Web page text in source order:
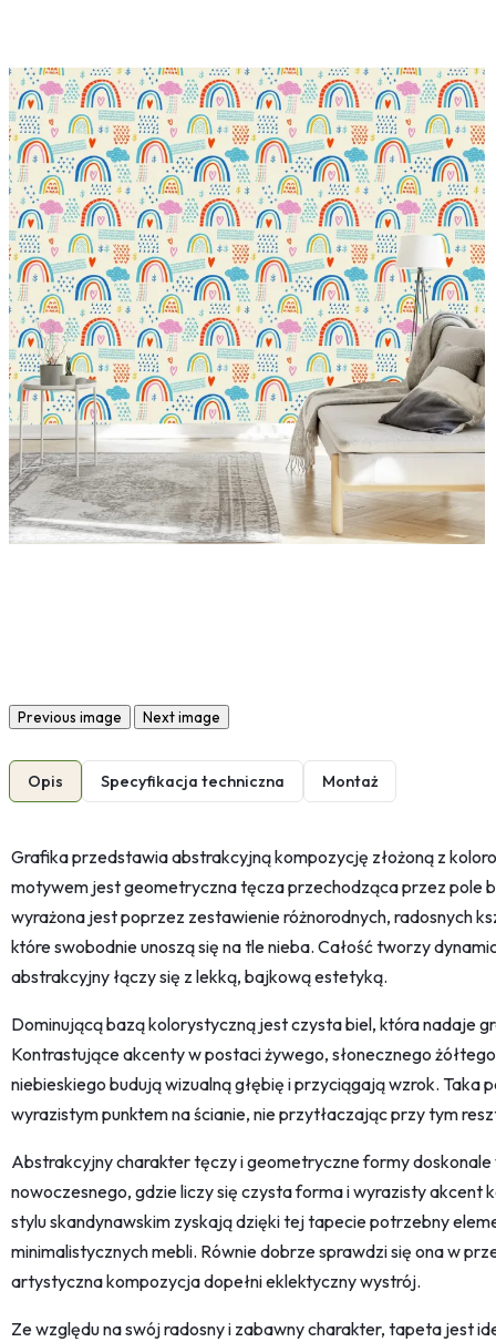
Previous image Next image
Opis Specyfikacja techniczna Montaż
Grafika przedstawia abstrakcyjną kompozycję złożoną z
motywem jest geometryczna tęcza przechodząca przez pole
wyrażona jest poprzez zestawienie różnorodnych, radosnych
które swobodnie unoszą się na tle nieba. Całość tworzy
abstrakcyjny łączy się z lekką, bajkową estetyką.
Dominującą bazą kolorystyczną jest czysta biel, która nadaje
Kontrastujące akcenty w postaci żywego, słonecznego
niebieskiego budują wizualną głębię i przyciągają wzrok. Taka
wyrazistym punktem na ścianie, nie przytłaczając przy tym
Abstrakcyjny charakter tęczy i geometryczne formy doskonale
nowoczesnego, gdzie liczy się czysta forma i wyrazisty akcent
stylu skandynawskim zyskają dzięki tej tapecie potrzebny
minimalistycznych mebli. Równie dobrze sprawdzi się ona w
artystyczna kompozycja dopełni eklektyczny wystrój.
Ze względu na swój radosny i zabawny charakter, tapeta jest